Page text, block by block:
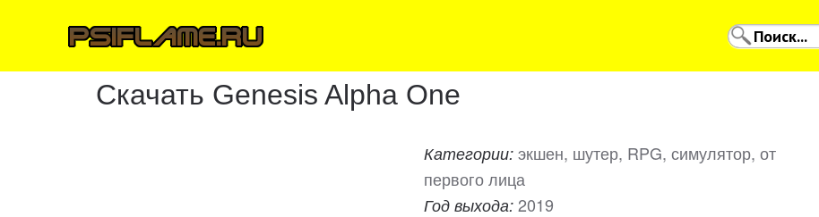
Скачать Genesis Alpha One
Категории: экшен, шутер, RPG, симулятор, от
первого лица
Год выхода: 2019